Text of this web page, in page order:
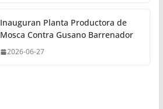
Inauguran Planta Productora de
Mosca Contra Gusano Barrenador
2026-06-27